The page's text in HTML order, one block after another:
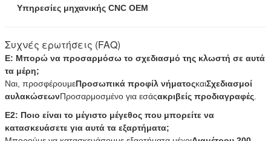
Υπηρεσίες μηχανικής CNC OEM
Συχνές ερωτήσεις (FAQ)
Ε: Μπορώ να προσαρμόσω το σχεδιασμό της κλωστή σε αυτά
τα μέρη;
Ναι, προσφέρουμεΠροσωπικά προφίλ νήματοςκαιΣχεδιασμοί
αυλακώσεωνΠροσαρμοσμένο για εσάςακριβείς προδιαγραφές
Ε2: Ποιο είναι το μέγιστο μέγεθος που μπορείτε να
κατασκευάσετε για αυτά τα εξαρτήματα;